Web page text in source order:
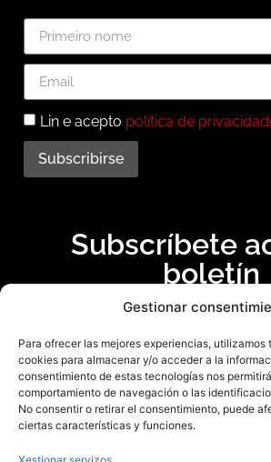
Gestionar
Para ofrecer las mejores experiencias, utilizamos
cookies para almacenar y/o acceder a la
consentimiento de estas tecnologías nos
comportamiento de navegación o las
No consentir o retirar el consentimiento, puede
ciertas características y funciones.
Lin e acepto política de
Subscribirse
Subscríbete
boletín
Mantente informado das últimas
actividades do municipio.
recibe no teu enderezo
información sobre Redondela